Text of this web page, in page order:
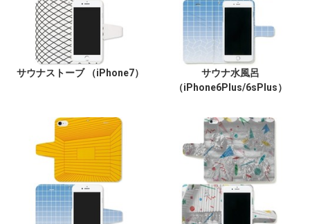
サウナストーブ （iPhone7）
サウナ水風呂
（iPhone6Plus/6sPlus）